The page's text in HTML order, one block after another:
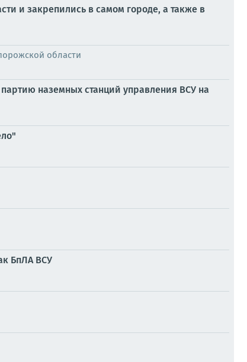
и закрепились в самом городе, а также в
области
наземных станций управления ВСУ на
БпЛА ВСУ